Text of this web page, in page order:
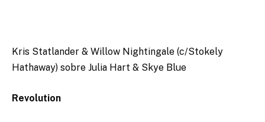
Kris Statlander & Willow Nightingale (c/Stokely
Hathaway) sobre Julia Hart & Skye Blue
Revolution